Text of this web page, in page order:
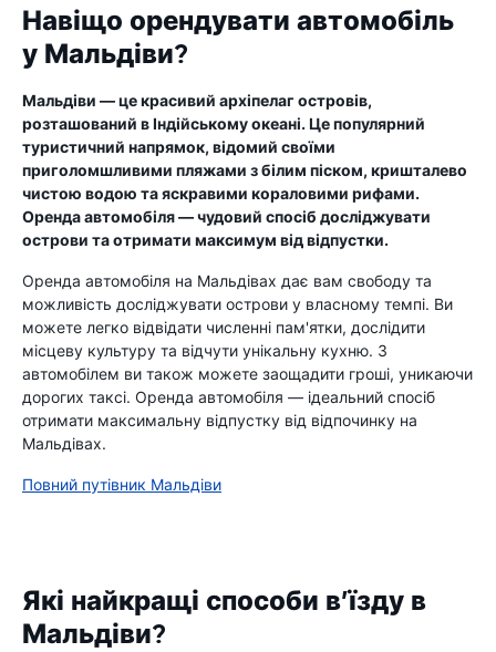
Навіщо орендувати автомобіль
у Мальдіви?
Мальдіви — це красивий архіпелаг островів,
розташований в Індійському океані. Це популярний
туристичний напрямок, відомий своїми
приголомшливими пляжами з білим піском, кришталево
чистою водою та яскравими кораловими рифами.
Оренда автомобіля — чудовий спосіб досліджувати
острови та отримати максимум від відпустки.
Оренда автомобіля на Мальдівах дає вам свободу та
можливість досліджувати острови у власному темпі. Ви
можете легко відвідати численні пам'ятки, дослідити
місцеву культуру та відчути унікальну кухню. З
автомобілем ви також можете заощадити гроші, уникаючи
дорогих таксі. Оренда автомобіля — ідеальний спосіб
отримати максимальну відпустку від відпочинку на
Мальдівах.
Повний путівник Мальдіви
Які найкращі способи в’їзду в
Мальдіви?